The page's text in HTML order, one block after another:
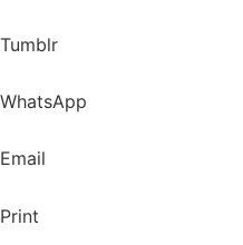
Tumblr
WhatsApp
Email
Print